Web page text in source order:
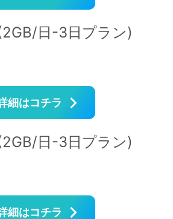
日-3日プラン)
細はコチラ
日-3日プラン)
細はコチラ